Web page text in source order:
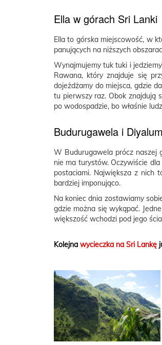
Ella w górach Sri Lanki
Ella to górska miejscowość, w
panujących na niższych
Wynajmujemy tuk tuki i
Rawana, który znajduje się
dojeżdżamy do miejsca, gdzie
tu pierwszy raz. Obok znajdują
po wodospadzie, bo właśnie
Budurugawela i
W Budurugawela prócz naszej
nie ma turystów. Oczywiście
postaciami. Największa z nich
bardziej imponująco.
Na koniec dnia zostawiamy
gdzie można się wykąpać.
większość wchodzi pod jego
Kolejna wycieczka na Sri Lankę